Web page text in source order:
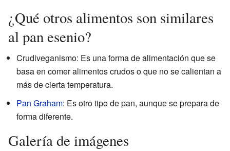
¿Qué otros alimentos son similares
al pan esenio?
Crudiveganismo: Es una forma de alimentación que se
basa en comer alimentos crudos o que no se calientan a
más de cierta temperatura.
Pan Graham: Es otro tipo de pan, aunque se prepara de
forma diferente.
Galería de imágenes